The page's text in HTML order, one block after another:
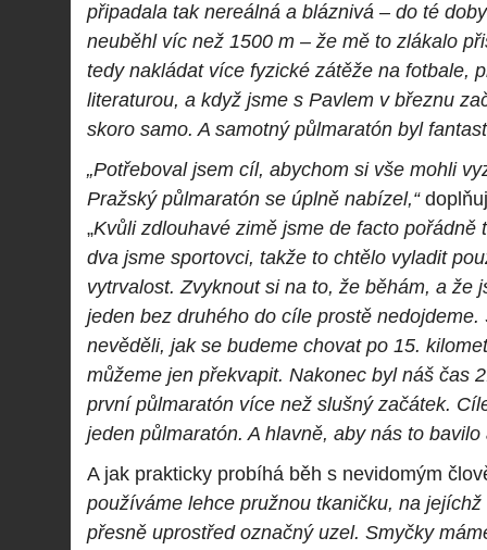
připadala tak nereálná a bláznivá – do té
neuběhl víc než 1500 m – že mě to zlákalo
tedy nakládat více fyzické zátěže na fotbale,
literaturou, a když jsme s Pavlem v březnu
skoro samo. A samotný půlmaratón byl
„Potřeboval jsem cíl, abychom si vše mohli
Pražský půlmaratón se úplně nabízel,“
„Kvůli zdlouhavé zimě jsme de facto pořádně
dva jsme sportovci, takže to chtělo vyladit
vytrvalost. Zvyknout si na to, že běhám, a že
jeden bez druhého do cíle prostě nedojdeme.
nevěděli, jak se budeme chovat po 15.
můžeme jen překvapit. Nakonec byl náš čas
první půlmaratón více než slušný začátek.
jeden půlmaratón. A hlavně, aby nás to bavilo
A jak prakticky probíhá běh s nevidomým
používáme lehce pružnou tkaničku, na
přesně uprostřed označný uzel. Smyčky